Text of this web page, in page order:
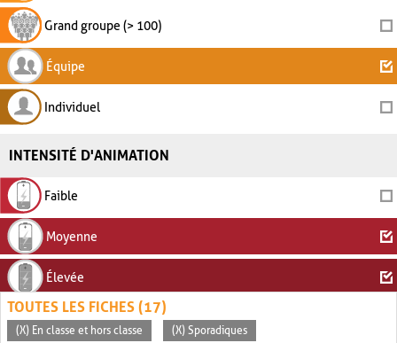
Grand groupe (> 100)
Équipe
Individuel
INTENSITÉ D'ANIMATION
Faible
Moyenne
Élevée
TOUTES LES FICHES (17)
(X) En classe et hors classe (X) Sporadiques